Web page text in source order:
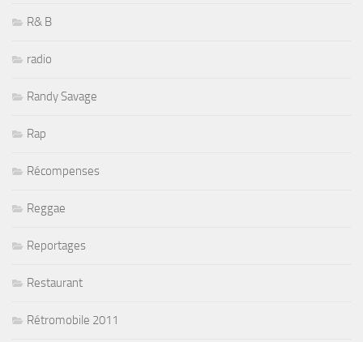
R& B
radio
Randy Savage
Rap
Récompenses
Reggae
Reportages
Restaurant
Rétromobile 2011